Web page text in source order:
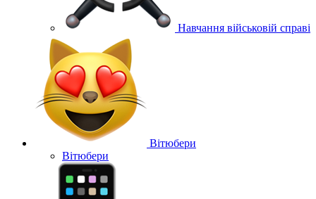
Навчання військовій справі
Вітюбери
Вітюбери